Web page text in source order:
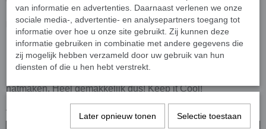
De cooling towel gebruiksklaar maken:
De cooling towel is in een handomdraai klaar, alleen
natmaken in koud water (circa 20 seconden), uitwringen,
uitschudden en gelijk een lekkere koele temperatuur om je
natmaken. Heel gemakkelijk dus! Keep it Cool!
Afmeting circa: 85 x 30 cm.
van informatie en advertenties. Daarnaast verlenen we onze
sociale media-, advertentie- en analysepartners toegang tot
informatie over hoe u onze site gebruikt. Zij kunnen deze
informatie gebruiken in combinatie met andere gegevens die
zij mogelijk hebben verzameld door uw gebruik van hun
diensten of die u hen hebt verstrekt.
Later opnieuw tonen Selectie toestaan